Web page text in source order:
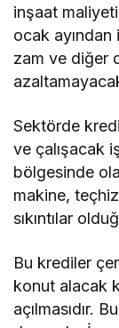
inşaat
ocak
zam ve diğer
Sektörde
ve çalışacak
bölgesinde
makine,
sıkıntılar
Bu krediler
konut alacak
açılmasıdır.